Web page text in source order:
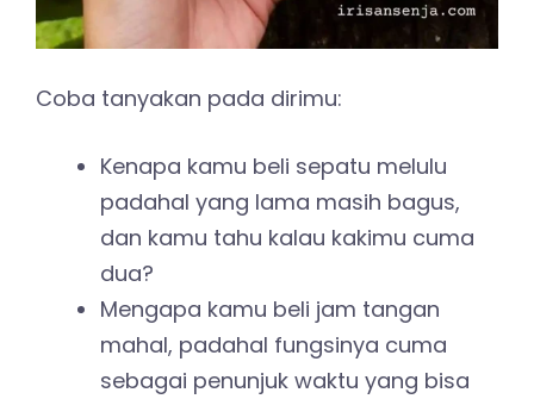
Coba tanyakan pada dirimu:
Kenapa kamu beli sepatu melulu
padahal yang lama masih bagus,
dan kamu tahu kalau kakimu cuma
dua?
Mengapa kamu beli jam tangan
mahal, padahal fungsinya cuma
sebagai penunjuk waktu yang bisa